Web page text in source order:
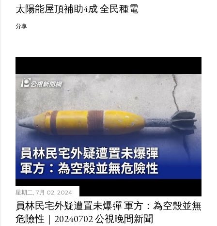
太陽能屋頂補助4成 全民種電
分享
星期二, 7月 02, 2024
員林民宅外疑遭置未爆彈 軍方：為空殼並無
危險性｜20240702 公視晚間新聞